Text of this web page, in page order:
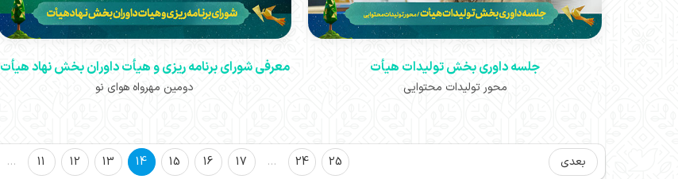
جلسه داوری بخش تولیدات هیأت
محور تولیدات محتوایی
معرفی شورای برنامه ریزی و هیأت داوران بخش نهاد هیأت
دومین مهرواه هوای نو
بعدی … 11 12 13 14 15 16 17 … 24 25